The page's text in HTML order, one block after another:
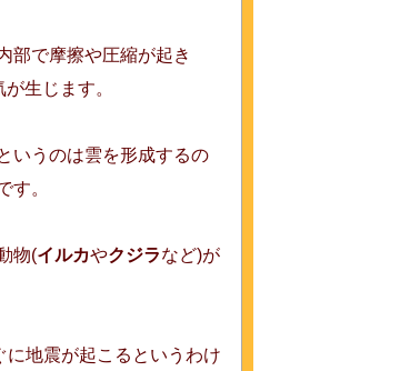
部で摩擦や圧縮が起き
生じます。
いうのは雲を形成するの
す。
物(イルカやクジラなど)が
地震が起こるというわけ